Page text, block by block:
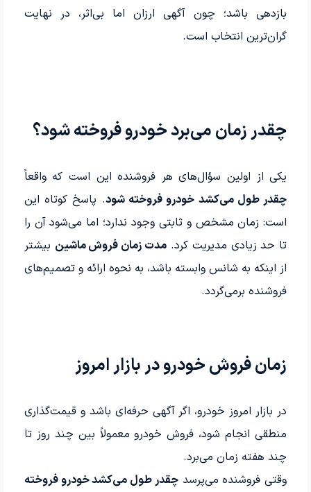
بازدهی باشد؛ چون آگهی ارزان اما بی‌اثر، در نهایت
گران‌ترین انتخاب است.
چقدر زمان می‌برد خودرو فروخته شود؟
یکی از اولین سؤال‌های هر فروشنده این است که واقعاً
چقدر طول می‌کشد خودرو فروخته شود. پاسخ کوتاه این
است: زمان مشخص و ثابتی وجود ندارد؛ اما می‌شود آن را
تا حد زیادی مدیریت کرد. مدت زمان فروش ماشین بیشتر
از اینکه به شانس وابسته باشد، به نحوه ارائه و تصمیم‌های
فروشنده برمی‌گردد.
زمان فروش خودرو در بازار امروز
در بازار امروز خودرو، اگر آگهی حرفه‌ای باشد و قیمت‌گذاری
منطقی انجام شود، فروش خودرو معمولاً بین چند روز تا
چند هفته زمان می‌برد.
وقتی فروشنده می‌پرسدچقدر طول می‌کشد خودرو فروخته